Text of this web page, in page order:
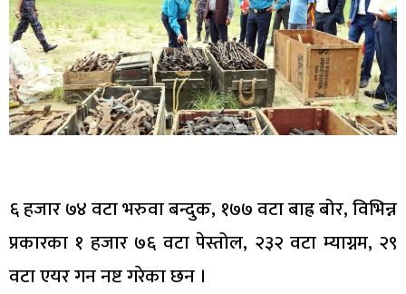
६ हजार ७४ वटा भरुवा बन्दुक, १७७ वटा बाह्र बोर, विभिन्न
प्रकारका १ हजार ७६ वटा पेस्तोल, २३२ वटा म्याग्नम, २९
वटा एयर गन नष्ट गरेका छन ।